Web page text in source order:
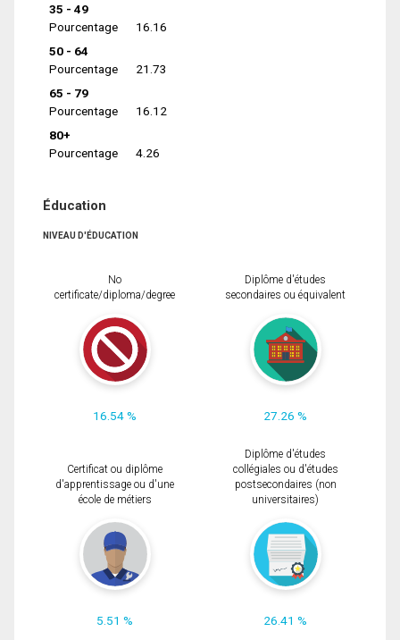
35 - 49
Pourcentage
16.16
50 - 64
Pourcentage
21.73
65 - 79
Pourcentage
16.12
80+
Pourcentage
4.26
Éducation
NIVEAU D'ÉDUCATION
No
certificate/diploma/degree
16.54 %
Diplôme d'études
secondaires ou équivalent
27.26 %
Certificat ou diplôme
d'apprentissage ou d'une
école de métiers
5.51 %
Diplôme d'études
collégiales ou d'études
postsecondaires (non
universitaires)
26.41 %